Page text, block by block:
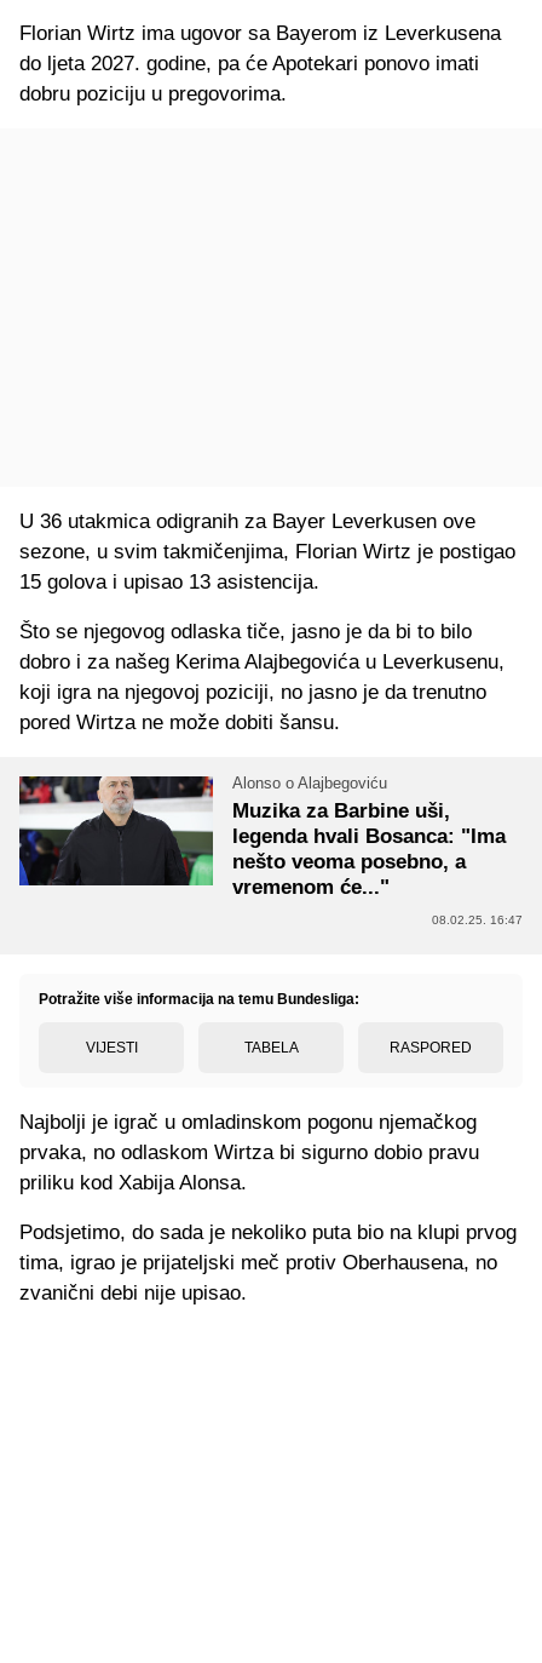
Florian Wirtz ima ugovor sa Bayerom iz Leverkusena
do ljeta 2027. godine, pa će Apotekari ponovo imati
dobru poziciju u pregovorima.
U 36 utakmica odigranih za Bayer Leverkusen ove
sezone, u svim takmičenjima, Florian Wirtz je postigao
15 golova i upisao 13 asistencija.
Što se njegovog odlaska tiče, jasno je da bi to bilo
dobro i za našeg Kerima Alajbegovića u Leverkusenu,
koji igra na njegovoj poziciji, no jasno je da trenutno
pored Wirtza ne može dobiti šansu.
Alonso o Alajbegoviću
Muzika za Barbine uši,
legenda hvali Bosanca: "Ima
nešto veoma posebno, a
vremenom će..."
08.02.25. 16:47
Potražite više informacija na temu Bundesliga:
VIJESTI TABELA RASPORED
Najbolji je igrač u omladinskom pogonu njemačkog
prvaka, no odlaskom Wirtza bi sigurno dobio pravu
priliku kod Xabija Alonsa.
Podsjetimo, do sada je nekoliko puta bio na klupi prvog
tima, igrao je prijateljski meč protiv Oberhausena, no
zvanični debi nije upisao.